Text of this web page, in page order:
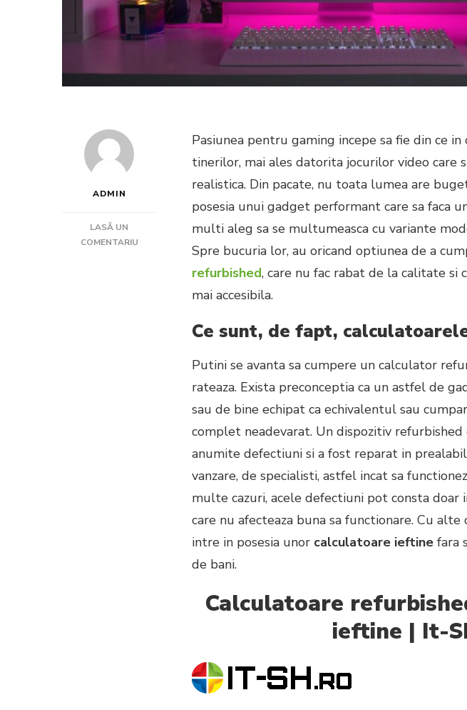
ADMIN
LASĂ UN
COMENTARIULA
CALCULATOARELE
REFURBISHED:
Pasiunea pentru gaming incepe sa fie din ce
tinerilor, mai ales datorita jocurilor video care
realistica. Din pacate, nu toata lumea are
posesia unui gadget performant care sa faca
multi aleg sa se multumeasca cu variante
Spre bucuria lor, au oricand optiunea de a
refurbished, care nu fac rabat de la calitate
mai accesibila.
Ce sunt, de fapt,
Putini se avanta sa cumpere un calculator
rateaza. Exista preconceptia ca un astfel de
sau de bine echipat ca echivalentul sau
complet neadevarat. Un dispozitiv
anumite defectiuni si a fost reparat in
vanzare, de specialisti, astfel incat sa
multe cazuri, acele defectiuni pot consta doar
care nu afecteaza buna sa functionare. Cu
intre in posesia unor calculatoare ieftine fara
de bani.
Calculatoare
ieftine | It-